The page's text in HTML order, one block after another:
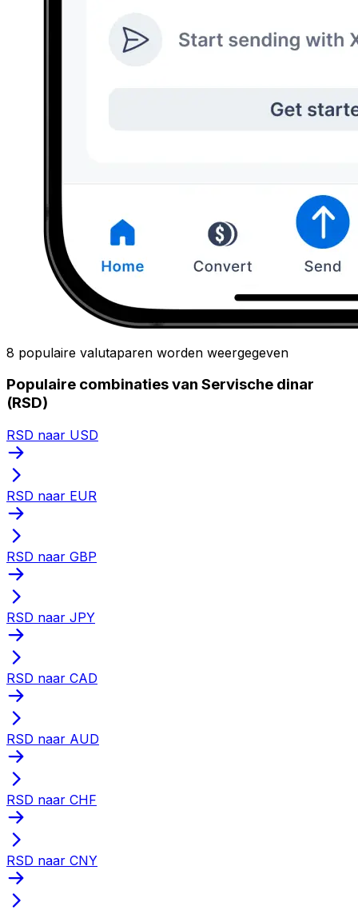
8 populaire valutaparen worden weergegeven
Populaire combinaties van Servische dinar
(RSD)
RSD naar USD
RSD naar EUR
RSD naar GBP
RSD naar JPY
RSD naar CAD
RSD naar AUD
RSD naar CHF
RSD naar CNY